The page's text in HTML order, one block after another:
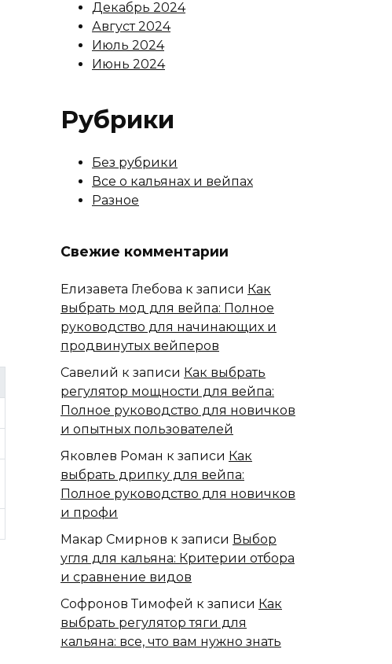
Декабрь 2024
Август 2024
Июль 2024
Июнь 2024
Рубрики
Без рубрики
Все о кальянах и вейпах
Разное
Свежие комментарии
Елизавета Глебова к записи Как
выбрать мод для вейпа: Полное
руководство для начинающих и
продвинутых вейперов
Савелий к записи Как выбрать
регулятор мощности для вейпа:
Полное руководство для новичков
и опытных пользователей
Яковлев Роман к записи Как
выбрать дрипку для вейпа:
Полное руководство для новичков
и профи
Макар Смирнов к записи Выбор
угля для кальяна: Критерии отбора
и сравнение видов
Софронов Тимофей к записи Как
выбрать регулятор тяги для
кальяна: все, что вам нужно знать